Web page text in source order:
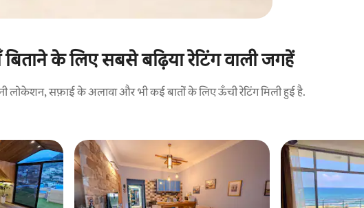
बिताने के लिए सबसे बढ़िया रेटिंग वाली जगहें
लोकेशन, सफ़ाई के अलावा और भी कई बातों के लिए ऊँची रेटिंग मिली हुई है.